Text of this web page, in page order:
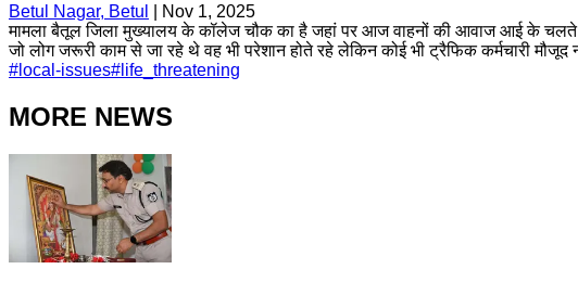
Betul Nagar, Betul
Nov 1, 2025
मामला बैतूल जिला मुख्यालय के कॉलेज चौक का है जहां पर आज वाहनों की आवाज आई के
जो लोग जरूरी काम से जा रहे थे वह भी परेशान होते रहे लेकिन कोई भी ट्रैफिक कर्मचारी
# local-issues# life_threatening
MORE NEWS